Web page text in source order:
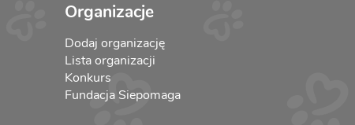
Organizacje
Dodaj organizację
Lista organizacji
Konkurs
Fundacja Siepomaga